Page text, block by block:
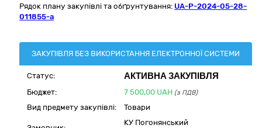
Рядок плану закупівлі та обґрунтування: UA-P-2024-05-28-
011855-a
ЗАКУПІВЛЯ БЕЗ ВИКОРИСТАННЯ ЕЛЕКТРОННОЇ СИСТЕМИ
Статус: АКТИВНА ЗАКУПІВЛЯ
Бюджет: 7 500,00 UAH (з ПДВ)
Вид предмету закупівлі: Товари
КУ Погонянський